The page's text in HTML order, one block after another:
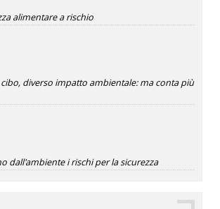
alimentare a rischio
cibo, diverso impatto ambientale: ma conta più
dall'ambiente i rischi per la sicurezza